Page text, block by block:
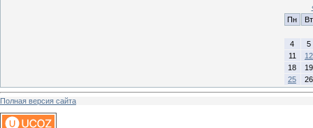
Пн
Вт
4
5
11
12
18
19
25
26
Полная версия сайта